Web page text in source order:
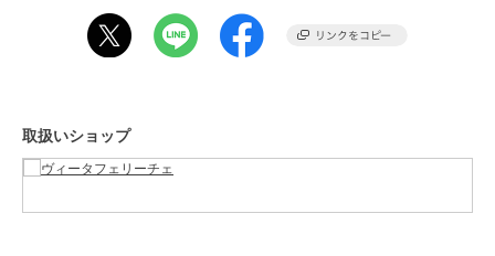
├ファスナー付きポケット2
■サイズ等
取扱いショップ